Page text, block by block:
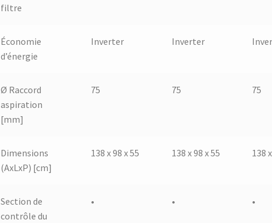
filtre
Économie
d’énergie
Inverter Inverter
Ø Raccord
aspiration
[mm]
75 75 75
Dimensions
(AxLxP) [cm]
138 x 98 x 55 138 x 98 x 55 138
Section de
contrôle du
• • •